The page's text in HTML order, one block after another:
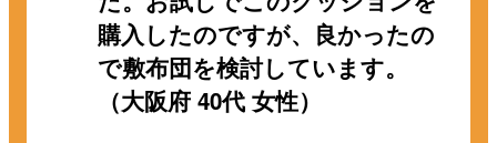
購入したのですが、良かったの
で敷布団を検討しています。
（大阪府 40代 女性）